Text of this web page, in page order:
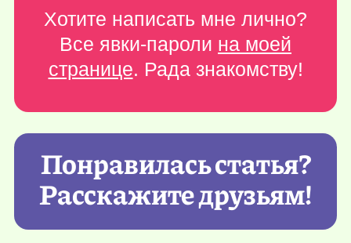
Хотите написать мне лично?
Все явки-пароли на моей
странице. Рада знакомству!
Понравилась статья?
Расскажите друзьям!